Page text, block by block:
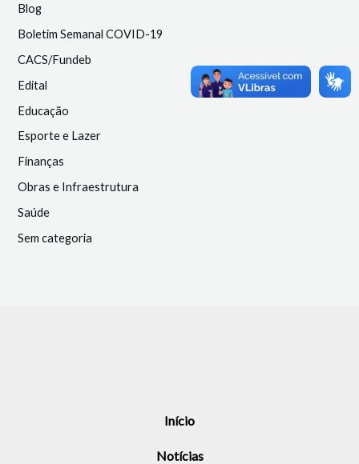
Blog
Boletim Semanal COVID-19
CACS/Fundeb
Edital
Educação
Esporte e Lazer
Finanças
Obras e Infraestrutura
Saúde
Sem categoria
Início
Notícias